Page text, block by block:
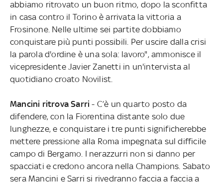
abbiamo ritrovato un buon ritmo, dopo la sconfitta
in casa contro il Torino è arrivata la vittoria a
Frosinone. Nelle ultime sei partite dobbiamo
conquistare più punti possibili. Per uscire dalla crisi
la parola d'ordine è una sola: lavoro", ammonisce il
vicepresidente Javier Zanetti in un'intervista al
quotidiano croato Novilist.
Mancini ritrova Sarri - C’è un quarto posto da
difendere, con la Fiorentina distante solo due
lunghezze, e conquistare i tre punti significherebbe
mettere pressione alla Roma impegnata sul difficile
campo di Bergamo. I nerazzurri non si danno per
spacciati e credono ancora nella Champions. Sabato
sera Mancini e Sarri si rivedranno faccia a faccia a